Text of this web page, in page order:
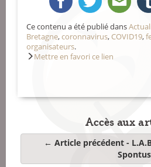
Ce contenu a été publié dans
Bretagne,coronnavirus, COVID19,
organisateurs.
Mettre en favori ce lien
Accès aux
← Article précédent -
Spontus